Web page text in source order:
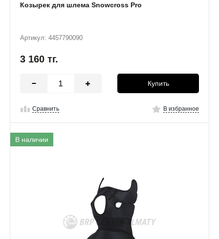
Козырек для шлема Snowcross Pro
Артикул: 4457790090
3 160 тг.
Купить
Сравнить В избранное
В наличии